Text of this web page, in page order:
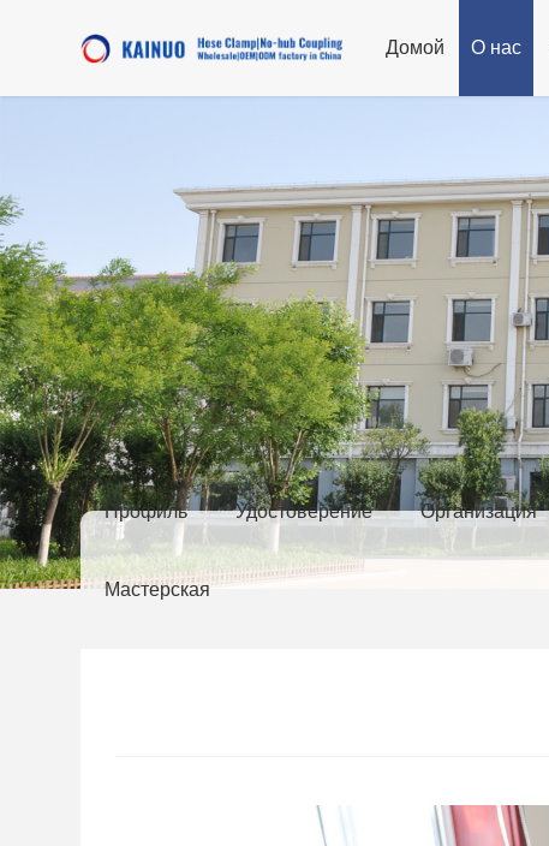
Домой О нас
Профиль Удостоверение Организация
Мастерская